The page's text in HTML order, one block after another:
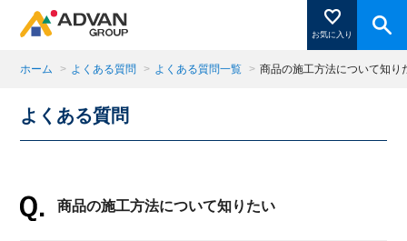
お気に入り
商品ページにある「お気に入り登録」を押すと登録した
商品がここに表示されます。
ホーム > よくある質問 > よくある質問一覧 > 商品の施工方法について知り
よくある質問
商品の施工方法について知りたい